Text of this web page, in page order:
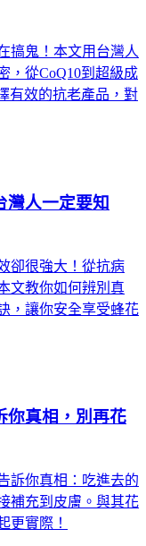
搞鬼！本文用台灣人
，從CoQ10到超級成
有效的抗老產品，對
灣人一定要知
卻很強大！從抗病
文教你如何辨別真
，讓你安全享受蜂花
你真相，別再花
訴你真相：吃進去的
補充到皮膚。與其花
更實際！